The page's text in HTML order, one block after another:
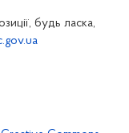
будь ласка,